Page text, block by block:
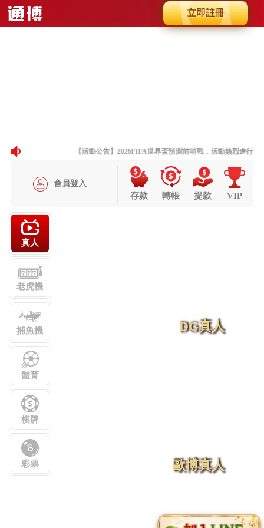
立即註冊
【活動公告】2026FIFA世界盃預測前哨戰，活動熱烈進行
會員登入
存款 轉帳 提款 VIP
真人
老虎機
捕魚機
體育
棋牌
彩票
DG真人
歐博真人